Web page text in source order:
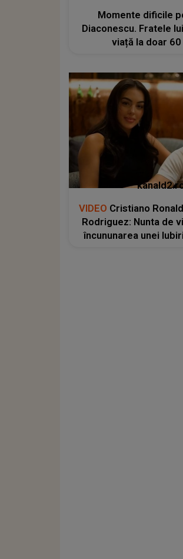
Momente dificile
Diaconescu. Fratele
viață la doar 60
VIDEO Cristiano
Rodriguez: Nunta de
încununarea unei